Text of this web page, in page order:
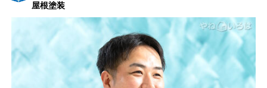
屋根塗装